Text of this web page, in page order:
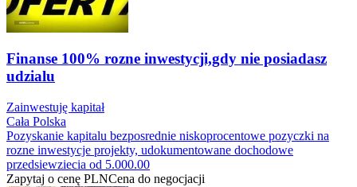
Finanse 100% rozne inwestycji,gdy nie posiadasz
udzialu
Zainwestuję kapitał
Cała Polska
Pozyskanie kapitalu bezposrednie niskoprocentowe pozyczki na
rozne inwestycje projekty, udokumentowane dochodowe
przedsiewziecia od 5.000.00
Zapytaj o cenę PLNCena do negocjacji